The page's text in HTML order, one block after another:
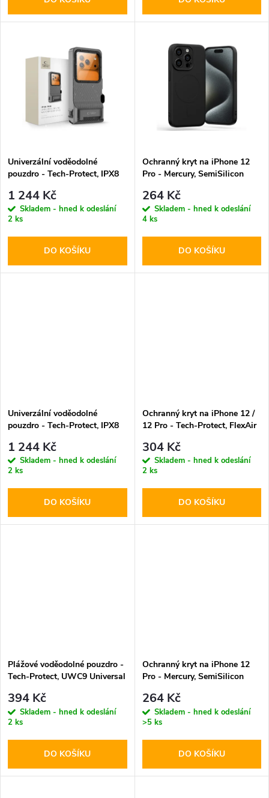
d
d
Univerzální voděodolné
pouzdro - Tech-Protect, IPX8
Gray
1 244 Kč
Skladem - hned k odeslání
2 ks
DO KOŠÍKU
Ochranný kryt na iPhone 12
Pro - Mercury, SemiSilicon
264 Kč
Skladem - hned k odeslání
4 ks
DO KOŠÍKU
Univerzální voděodolné
pouzdro - Tech-Protect, IPX8
Orange
1 244 Kč
Skladem - hned k odeslání
2 ks
DO KOŠÍKU
Ochranný kryt na iPhone 12 /
12 Pro - Tech-Protect, FlexAir
304 Kč
Skladem - hned k odeslání
2 ks
DO KOŠÍKU
Plážové voděodolné pouzdro -
Tech-Protect, UWC9 Universal
394 Kč
Skladem - hned k odeslání
2 ks
DO KOŠÍKU
Ochranný kryt na iPhone 12
Pro - Mercury, SemiSilicon
264 Kč
Skladem - hned k odeslání
>5 ks
DO KOŠÍKU